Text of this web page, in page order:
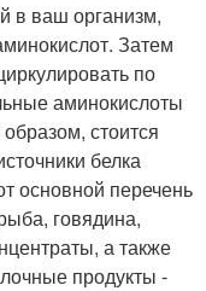
в ваш организм,
Затем
по
аминокислоты
стоится
белка
основной перечень
говядина,
а также
продукты -